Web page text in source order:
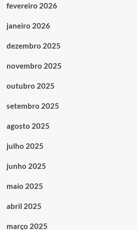
fevereiro 2026
janeiro 2026
dezembro 2025
novembro 2025
outubro 2025
setembro 2025
agosto 2025
julho 2025
junho 2025
maio 2025
abril 2025
março 2025